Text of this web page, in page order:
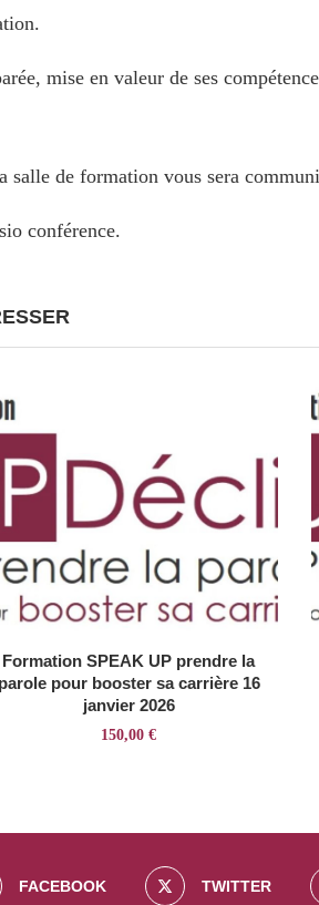
mise en valeur de ses
salle de formation vous sera
conférence.
Formation SPEAK UP prendre la
parole pour booster sa carrière 16
janvier 2026
150,00 €
FACEBOOK TWITTER